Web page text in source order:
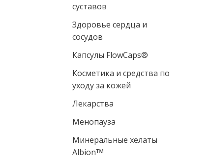
суставов
Здоровье сердца и
сосудов
Капсулы FlowCaps®
Косметика и средства по
уходу за кожей
Лекарства
Менопауза
Минеральные хелаты
Albionᵀᴹ